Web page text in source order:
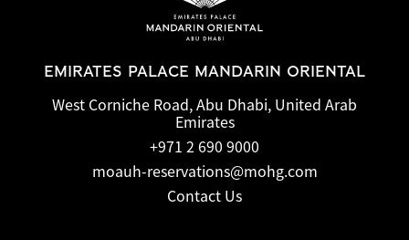
EMIRATES PALACE MANDARIN ORIENTAL
West Corniche Road, Abu Dhabi, United Arab
Emirates
+971 2 690 9000
moauh-reservations@mohg.com
Contact Us